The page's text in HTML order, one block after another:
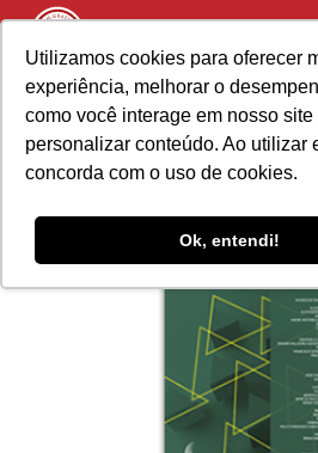
Utilizamos cookies para oferecer
experiência, melhorar o
como você interage em nosso site
personalizar conteúdo. Ao utilizar
concorda com o uso de cookies.
Ok, entendi!